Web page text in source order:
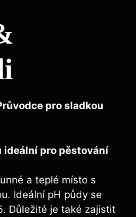
pro sladkou
ideální pro pěstování
a teplé místo s
Ideální pH půdy se
Důležité je také zajistit